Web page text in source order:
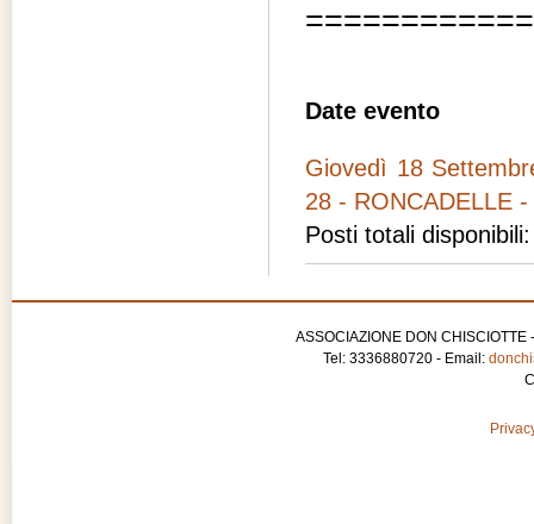
Date evento
Giovedì 18
28 - RONCADELLE
Posti totali
ASSOCIAZIONE DON
Tel: 3336880720 - Email: